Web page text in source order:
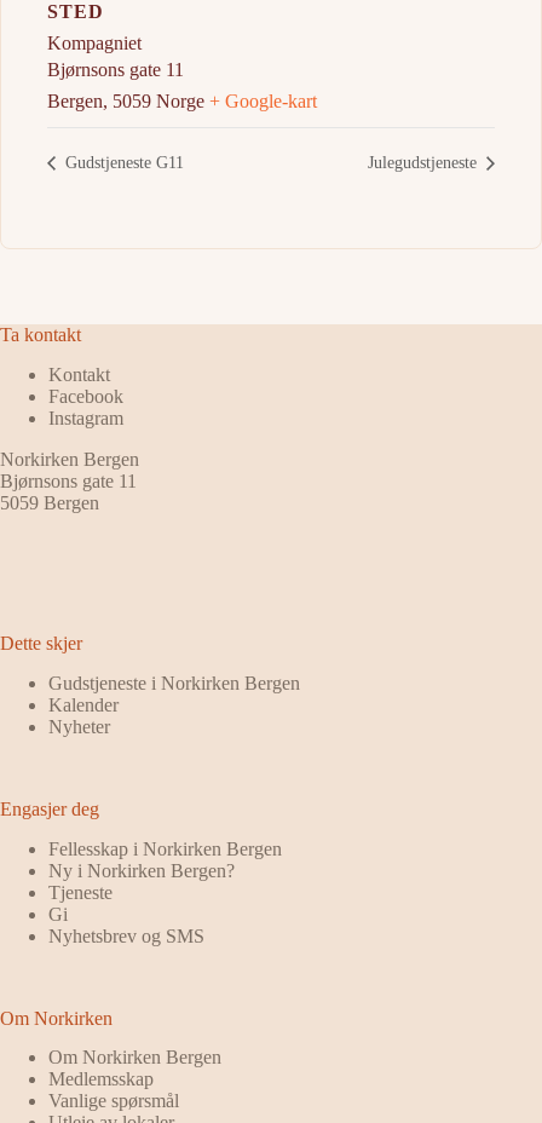
STED
Kompagniet
Bjørnsons gate 11
Bergen, 5059 Norge + Google-kart
Gudstjeneste G11 Julegudstjeneste
Ta kontakt
Kontakt
Facebook
Instagram
Norkirken Bergen
Bjørnsons gate 11
5059 Bergen
Dette skjer
Gudstjeneste i Norkirken Bergen
Kalender
Nyheter
Engasjer deg
Fellesskap i Norkirken Bergen
Ny i Norkirken Bergen?
Tjeneste
Gi
Nyhetsbrev og SMS
Om Norkirken
Om Norkirken Bergen
Medlemsskap
Vanlige spørsmål